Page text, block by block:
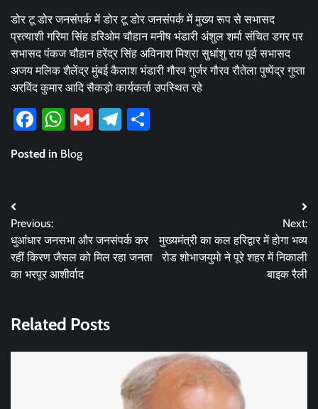
डोर टू डोर जनसंपर्क में डोर टू डोर जनसंपर्क में मुख्य रूप से सभासद
प्रत्याशी गरिमा सिंह हरिओम चौहान मनीष भंडारी अंशुल शर्मा संचित डगर पर
सभासद पंकज चौहान हरेंद्र सिंह अविनाश मिश्रा सुधांशु राय पूर्व सभासद
अजय मलिक शैलेंद्र मुंबई कैलाश भंडारी गौरव गुर्जर गौरव रौतेला पुष्पेंद्र गुप्ता
अरविंद कुमार आदि सैकड़ो कार्यकर्ता उपस्थित रहे
Facebook
WhatsApp
GmailTelegram
Posted in Blog
Post
navigation
Previous:
धुआंधार जनसभा और जनसंपर्क कर
रहीं किरण जैसल को मिल रहा जनता
का भरपूर आशीर्वाद
Next:
मुख्यमंत्री का कल हरिद्वार में होगा भव्य
रोड शोभाजयुमो ने पूरे शहर में निकाली
बाइक रैली
Related Posts